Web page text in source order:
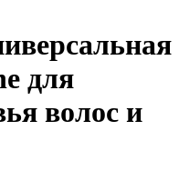
для
волос и